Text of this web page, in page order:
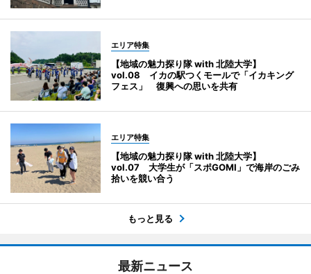
エリア特集
【地域の魅力探り隊 with 北陸大学】
vol.08 イカの駅つくモールで「イカキング
フェス」 復興への思いを共有
エリア特集
【地域の魅力探り隊 with 北陸大学】
vol.07 大学生が「スポGOMI」で海岸のごみ
拾いを競い合う
もっと見る
最新ニュース